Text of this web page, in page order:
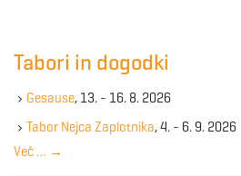
e
y
w
Tabori in dogodki
Gesause, 13. - 16. 8. 2026
Tabor Nejca Zaplotnika, 4. - 6. 9. 2026
Več … →